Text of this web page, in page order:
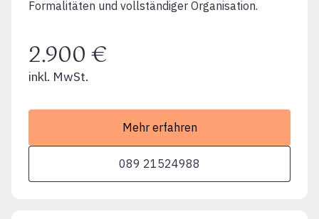
Formalitäten und vollständiger Organisation.
2.900 €
inkl. MwSt.
Mehr erfahren
089 21524988